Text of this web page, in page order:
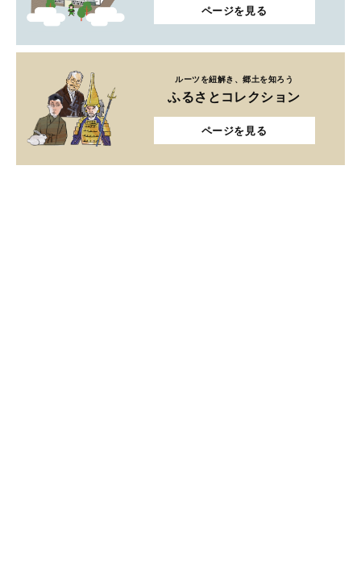
ページを見る
ルーツを紐解き、郷土を知ろう
ふるさとコレクション
ページを見る